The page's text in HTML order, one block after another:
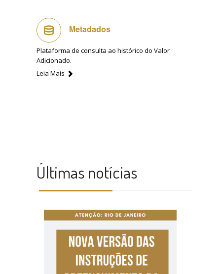
Metadados
Plataforma de consulta ao histórico do Valor
Adicionado.
Leia Mais
Últimas notícias